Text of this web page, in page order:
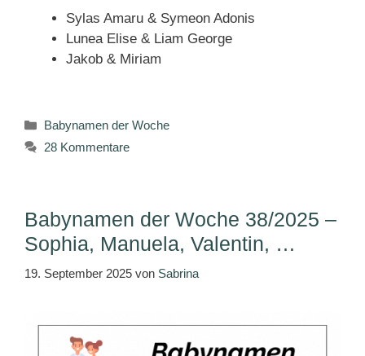
Sylas Amaru & Symeon Adonis
Lunea Elise & Liam George
Jakob & Miriam
Kategorien
Babynamen der Woche
28 Kommentare
Babynamen der Woche 38/2025 –
Sophia, Manuela, Valentin, …
19. September 2025 von Sabrina